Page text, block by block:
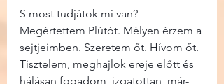
S most tudjátok mi van?
Megértettem Plútót. Mélyen érzem a
sejtjeimben. Szeretem őt. Hívom őt.
Tisztelem, meghajlok ereje előtt és
hálásan fogadom, izgatottan, már-